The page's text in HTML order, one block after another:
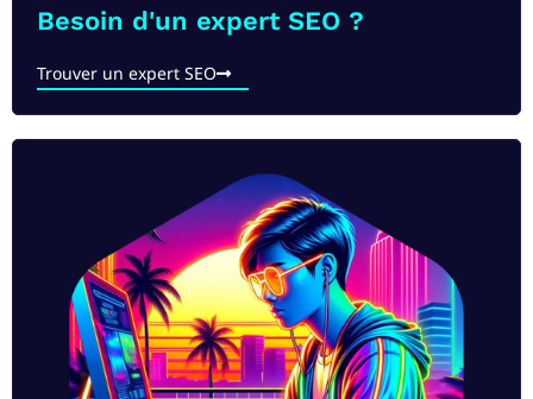
Besoin d'un expert SEO ?
Trouver un expert SEO